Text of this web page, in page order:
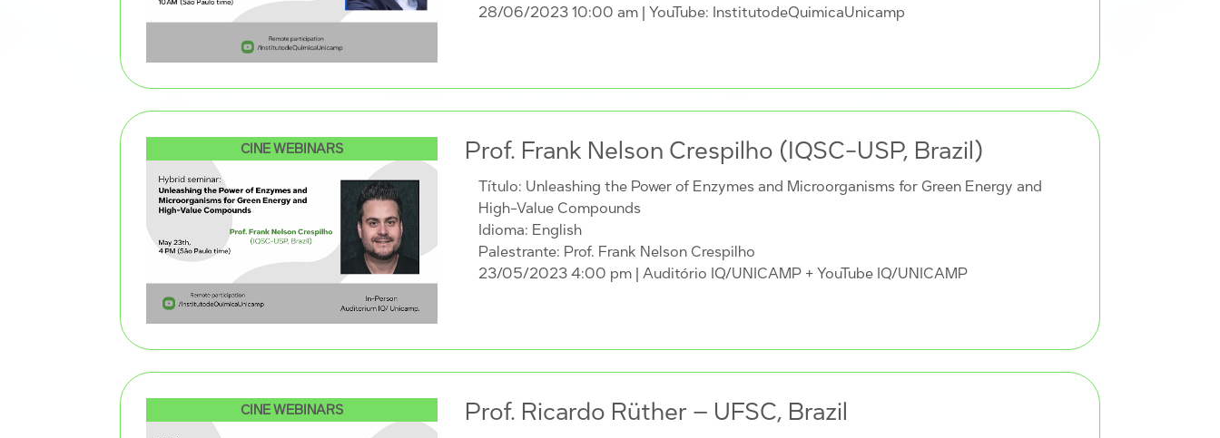
28/06/2023 10:00 am | YouTube: InstitutodeQuimicaUnicamp
CINE WEBINARS Prof. Frank Nelson Crespilho (IQSC-USP, Brazil)
Título: Unleashing the Power of Enzymes and Microorganisms for Green Energy and
High-Value Compounds
Idioma: English
Palestrante: Prof. Frank Nelson Crespilho
23/05/2023 4:00 pm | Auditório IQ/UNICAMP + YouTube IQ/UNICAMP
CINE WEBINARS Prof. Ricardo Rüther – UFSC, Brazil